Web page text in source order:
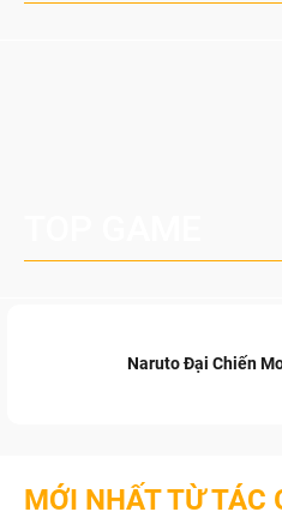
phát hành tổ chức...
Naruto Đại Chiến
MỚI NHẤT TỪ TÁC